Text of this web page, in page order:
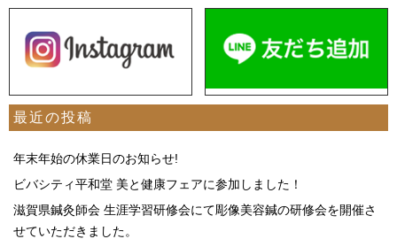
最近の投稿
年末年始の休業日のお知らせ!
ビバシティ平和堂 美と健康フェアに参加しました！
滋賀県鍼灸師会 生涯学習研修会にて彫像美容鍼の研修会を開催さ
せていただきました。